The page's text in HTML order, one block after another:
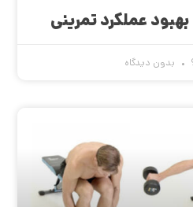
بدون دیدگاه